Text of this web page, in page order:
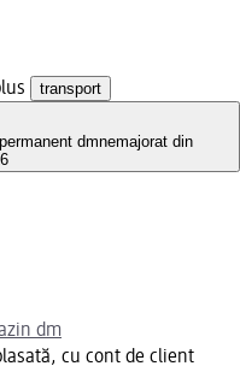
transport
dmnemajorat din
dm
cu cont de client